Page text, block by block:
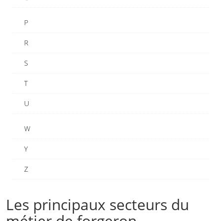
P
R
S
T
U
W
Y
Z
Les principaux secteurs du